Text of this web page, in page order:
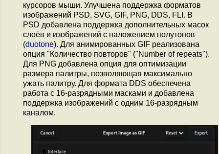
курсоров мыши. Улучшена поддержка форматов
изображений PSD, SVG, GIF, PNG, DDS, FLI. В
PSD добавлена поддержка дополнительных масок
слоёв и изображений с наложением полутонов
(duotone). Для анимированных GIF реализована
опция "Количество повторов" ("Number of repeats").
Для PNG добавлена опция для оптимизации
размера палитры, позволяющая максимально
ужать палитру. Для формата DDS обеспечена
работа с 16-разрядными масками и добавлена
поддержка изображений с одним 16-разрядным
каналом.